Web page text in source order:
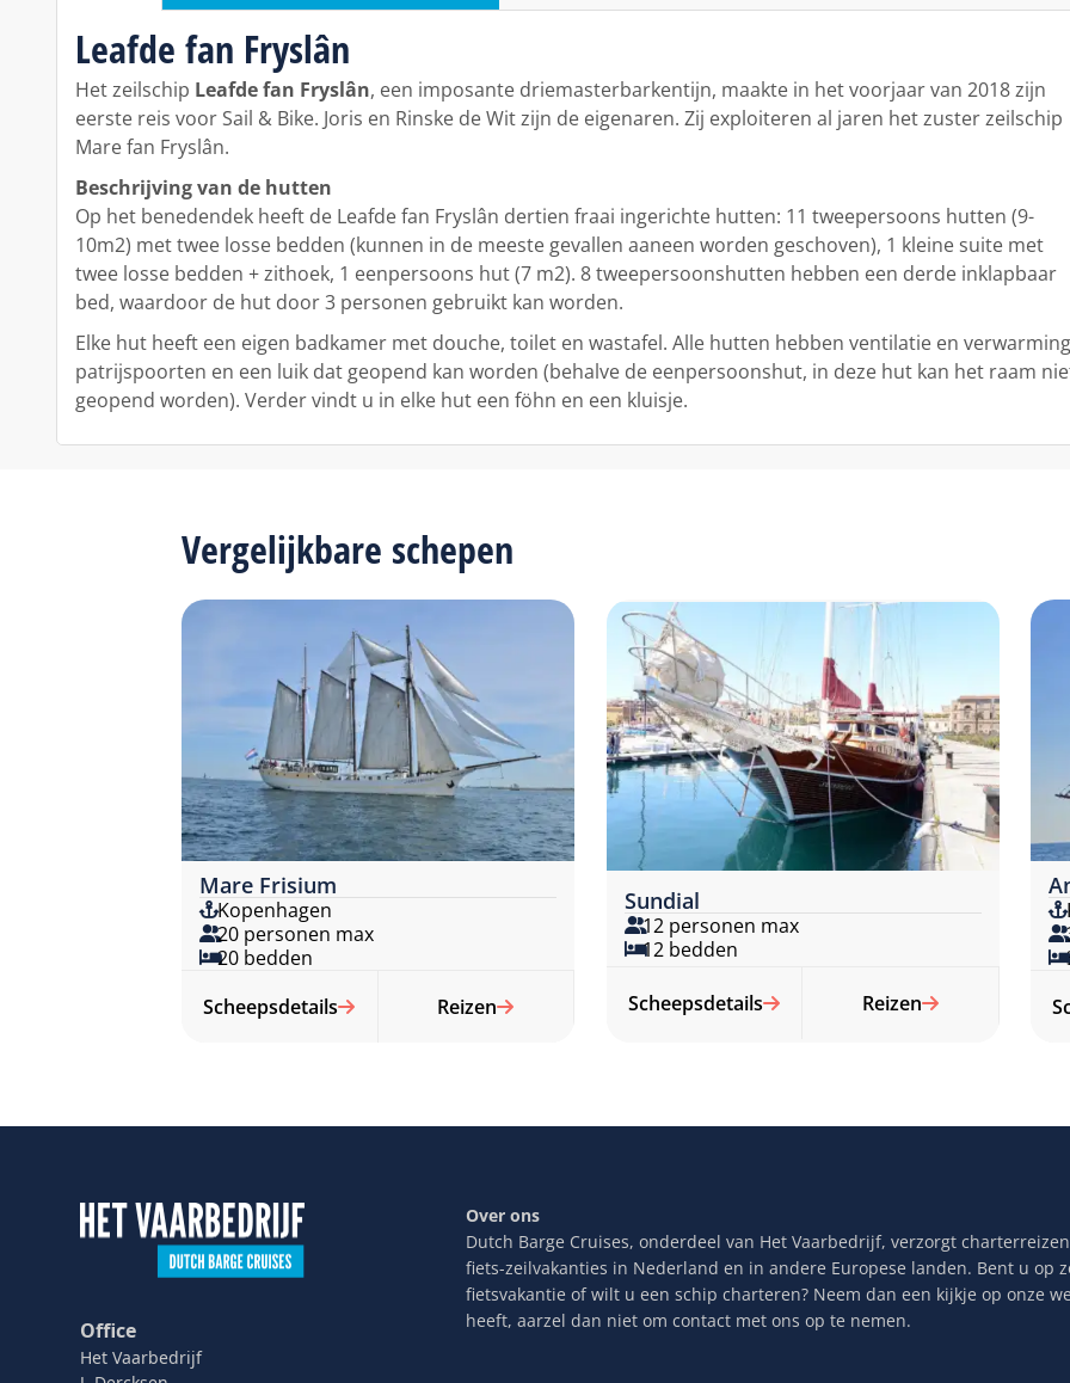
Leafde fan Fryslân
Het zeilschip Leafde fan Fryslân, een imposante driemasterbarkentijn, maakte in het voorjaar van 2018 zijn
eerste reis voor Sail & Bike. Joris en Rinske de Wit zijn de eigenaren. Zij exploiteren al jaren het zuster zeilschip
Mare fan Fryslân.
Beschrijving van de hutten
Op het benedendek heeft de Leafde fan Fryslân dertien fraai ingerichte hutten: 11 tweepersoons hutten (9-
10m2) met twee losse bedden (kunnen in de meeste gevallen aaneen worden geschoven), 1 kleine suite met
twee losse bedden + zithoek, 1 eenpersoons hut (7 m2). 8 tweepersoonshutten hebben een derde inklapbaar
bed, waardoor de hut door 3 personen gebruikt kan worden.
Elke hut heeft een eigen badkamer met douche, toilet en wastafel. Alle hutten hebben ventilatie en
patrijspoorten en een luik dat geopend kan worden (behalve de eenpersoonshut, in deze hut kan het raam
geopend worden). Verder vindt u in elke hut een föhn en een kluisje.
Vergelijkbare schepen
Mare Frisium
Kopenhagen
20 personen max
20 bedden
Scheepsdetails
Reizen
Sundial
12 personen max
12 bedden
Scheepsdetails Reizen
Office
Het Vaarbedrijf
Over ons
Dutch Barge Cruises, onderdeel van Het Vaarbedrijf, verzorgt
fiets-zeilvakanties in Nederland en in andere Europese landen. Bent u op
fietsvakantie of wilt u een schip charteren? Neem dan een kijkje op onze
heeft, aarzel dan niet om contact met ons op te nemen.